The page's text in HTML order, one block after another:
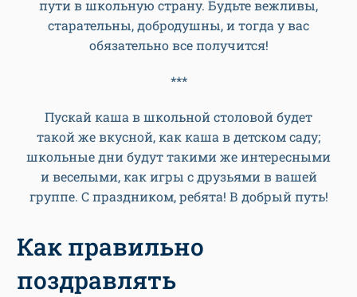
пути в школьную страну. Будьте вежливы,
старательны, добродушны, и тогда у вас
обязательно все получится!
***
Пускай каша в школьной столовой будет
такой же вкусной, как каша в детском саду;
школьные дни будут такими же интересными
и веселыми, как игры с друзьями в вашей
группе. С праздником, ребята! В добрый путь!
Как правильно
поздравлять